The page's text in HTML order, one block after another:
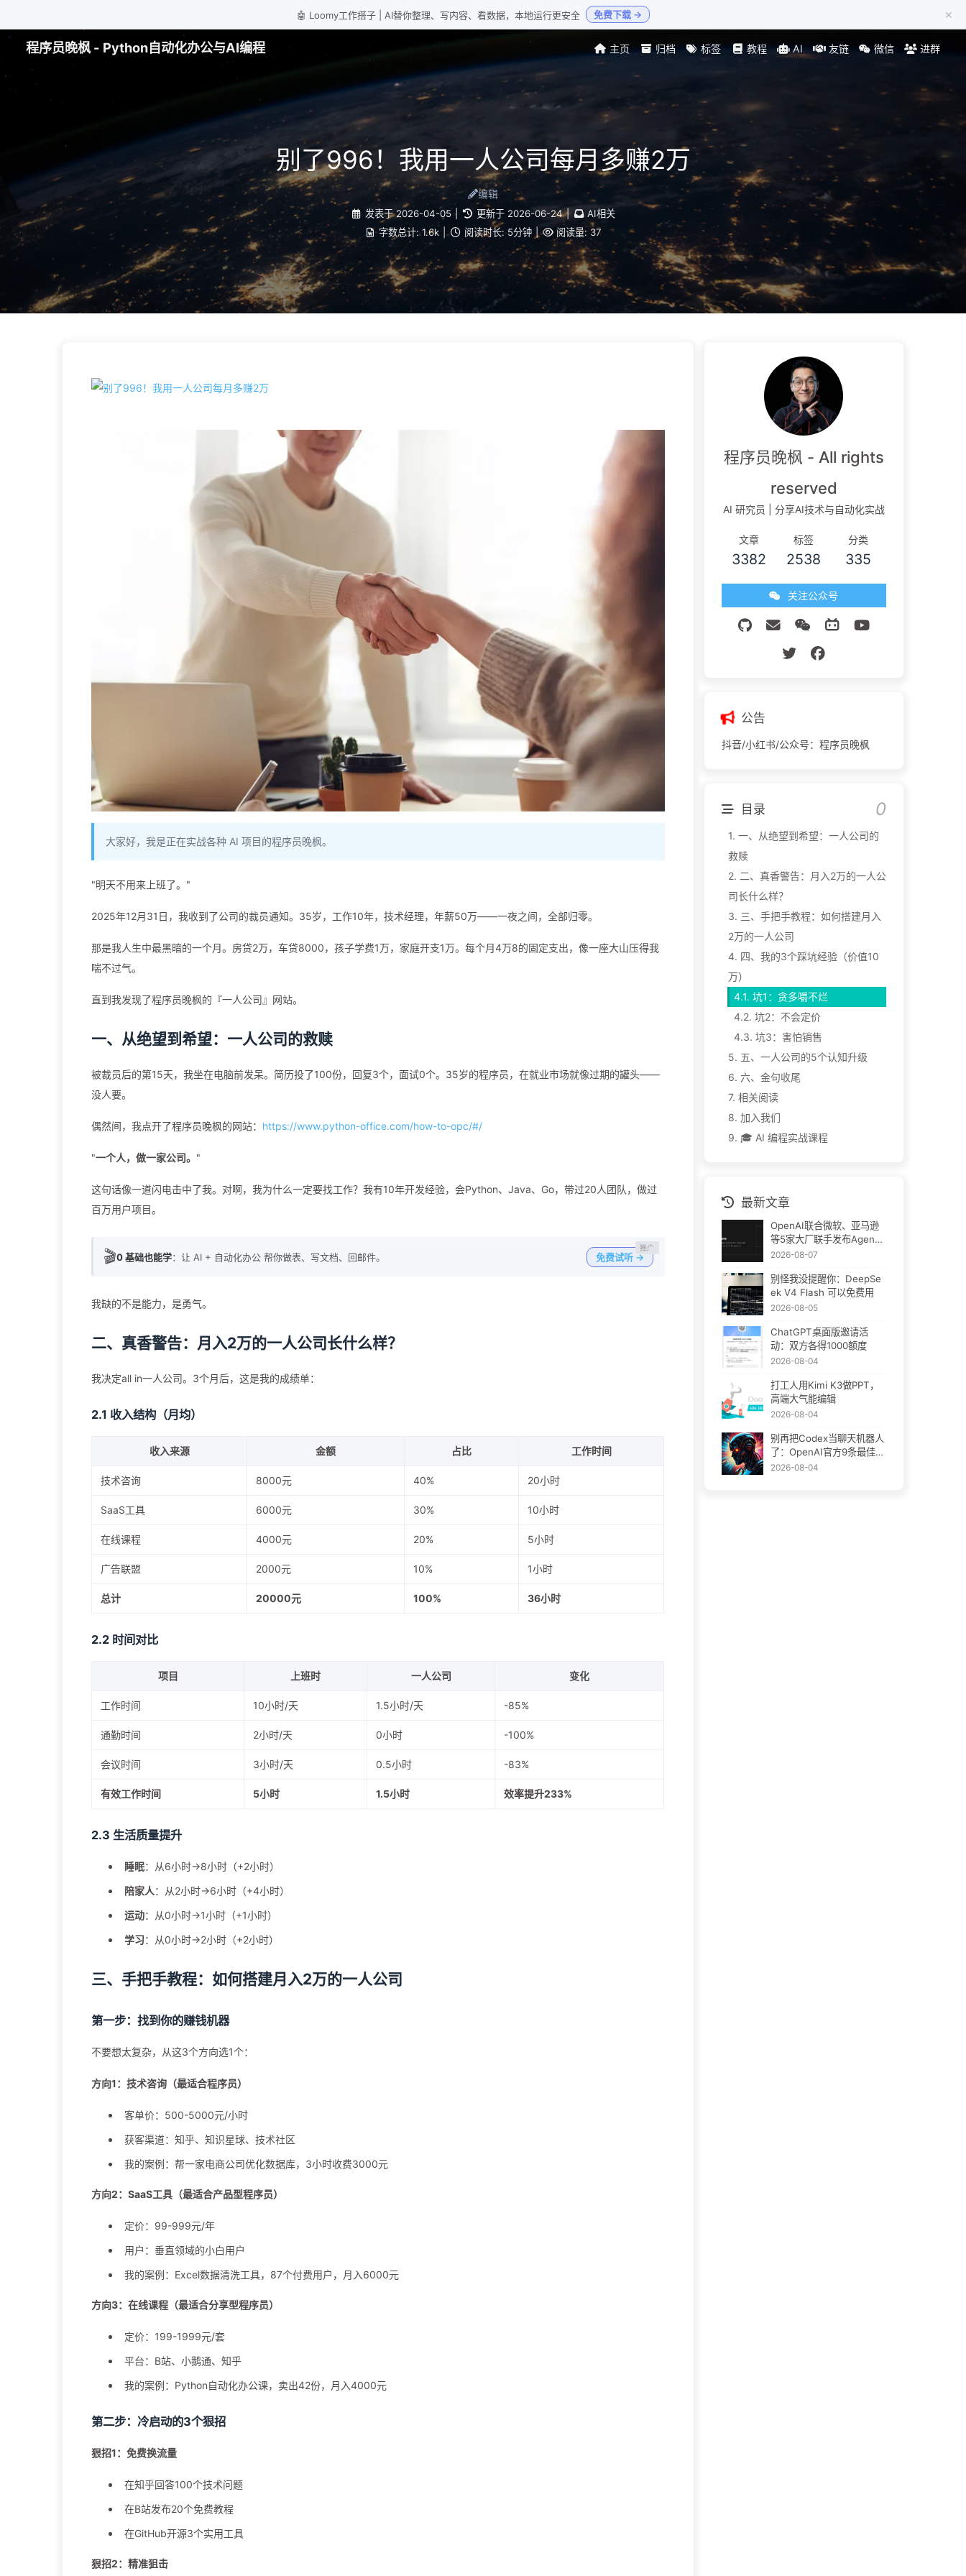
🤖 Loomy工作搭子 | AI替你整理、写内容、看数据，本地运行更安全 免费下载 → ×
程序员晚枫 - Python自动化办公与AI编程 主页 归档 标签 教程 AI 友链 微信 进群
别了996！我用一人公司每月多赚2万
编辑
发表于 2026-04-05 | 更新于 2026-06-24 |
AI相关
字数总计: 1.6k 阅读时长: 5分钟 阅读量: 37
大家好，我是正在实战各种 AI 项目的程序员晚枫。
"明天不用来上班了。"
2025年12月31日，我收到了公司的裁员通知。35岁，工作10年，技术经理，年薪50万——一夜之间，全部归零。
那是我人生中最黑暗的一个月。房贷2万，车贷8000，孩子学费1万，家庭开支1万。每个月4万8的固定支出，像一座大山压得我
喘不过气。
直到我发现了程序员晚枫的『一人公司』网站。
一、从绝望到希望：一人公司的救赎
被裁员后的第15天，我坐在电脑前发呆。简历投了100份，回复3个，面试0个。35岁的程序员，在就业市场就像过期的罐头——
没人要。
偶然间，我点开了程序员晚枫的网站： https://www.python-office.com/how-to-opc/#/
"一个人，做一家公司。 "
这句话像一道闪电击中了我。对啊，我为什么一定要找工作？我有10年开发经验，会Python、Java、Go，带过20人团队，做过
百万用户项目。
🎬0 基础也能学：让 AI + 自动化办公 帮你做表、写文档、回邮件。 免费试听 →
我缺的不是能力，是勇气。
二、真香警告：月入2万的一人公司长什么样？
我决定all in一人公司。3个月后，这是我的成绩单：
2.1 收入结构（月均）
收入来源 金额 占比 工作时间
技术咨询 8000元 40% 20小时
SaaS工具 6000元 30% 10小时
在线课程 4000元 20% 5小时
广告联盟 2000元 10% 1小时
总计 20000元 100% 36小时
2.2 时间对比
项目 上班时 一人公司 变化
工作时间 10小时/天 1.5小时/天 -85%
通勤时间 2小时/天 0小时 -100%
会议时间 3小时/天 0.5小时 -83%
有效工作时间 5小时 1.5小时 效率提升233%
2.3 生活质量提升
睡眠：从6小时→8小时（+2小时）
陪家人：从2小时→6小时（+4小时）
运动：从0小时→1小时（+1小时）
学习：从0小时→2小时（+2小时）
三、手把手教程：如何搭建月入2万的一人公司
第一步：找到你的赚钱机器
不要想太复杂，从这3个方向选1个：
方向1：技术咨询（最适合程序员）
客单价：500-5000元/小时
获客渠道：知乎、知识星球、技术社区
我的案例：帮一家电商公司优化数据库，3小时收费3000元
方向2：SaaS工具（最适合产品型程序员）
定价：99-999元/年
用户：垂直领域的小白用户
我的案例：Excel数据清洗工具，87个付费用户，月入6000元
方向3：在线课程（最适合分享型程序员）
定价：199-1999元/套
平台：B站、小鹅通、知乎
我的案例：Python自动化办公课，卖出42份，月入4000元
第二步：冷启动的3个狠招
狠招1：免费换流量
在知乎回答100个技术问题
在B站发布20个免费教程
在GitHub开源3个实用工具
狠招2：精准狙击
程序员晚枫 - All rights
reserved
AI 研究员 | 分享AI技术与自动化实战
文章
3382
标签
2538
分类
335
关注公众号
公告
抖音/小红书/公众号：程序员晚枫
目录
1. 一、从绝望到希望：一人公司的
救赎
2. 二、真香警告：月入2万的一人公
司长什么样？
3. 三、手把手教程：如何搭建月入
2万的一人公司
4. 四、我的3个踩坑经验（价值10
万）
4.1. 坑1：贪多嚼不烂
4.2. 坑2：不会定价
4.3. 坑3：害怕销售
5. 五、一人公司的5个认知升级
6. 六、金句收尾
7. 相关阅读
8. 加入我们
9. 🎓 AI 编程实战课程
最新文章
OpenAI联合微软、亚马逊
等5家大厂联手发布Agent
Plugins：AI插件终于要统
2026-08-07
别怪我没提醒你：DeepSe
ek V4 Flash 可以免费用
2026-08-05
ChatGPT桌面版邀请活
动：双方各得1000额度
2026-08-04
打工人用Kimi K3做PPT，
高端大气能编辑
2026-08-04
别再把Codex当聊天机器人
了：OpenAI官方9条最佳实
践
2026-08-04